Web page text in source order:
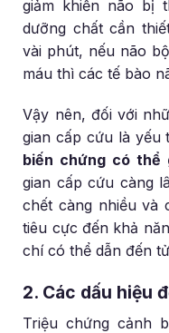
giảm khiến não bị
dưỡng chất cần
vài phút, nếu não
máu thì các tế bào
Vậy nên, đối với
gian cấp cứu là yếu
biến chứng có thể
gian cấp cứu càng
chết càng nhiều và
tiêu cực đến khả
chí có thể dẫn đến
2. Các dấu hiệu
Triệu chứng cảnh